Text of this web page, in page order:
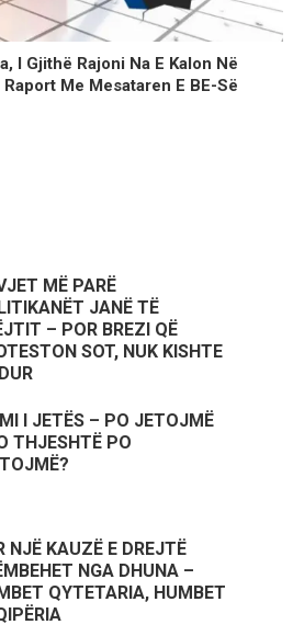
I Gjithë Rajoni Na E Kalon Në
Me Mesataren E BE-Së
MË PARË
JANË TË
– POR BREZI QË
SOT, NUK KISHTE
I JETËS – PO JETOJMË
THJESHTË PO
NJË KAUZË E DREJTË
NGA DHUNA –
QYTETARIA, HUMBET